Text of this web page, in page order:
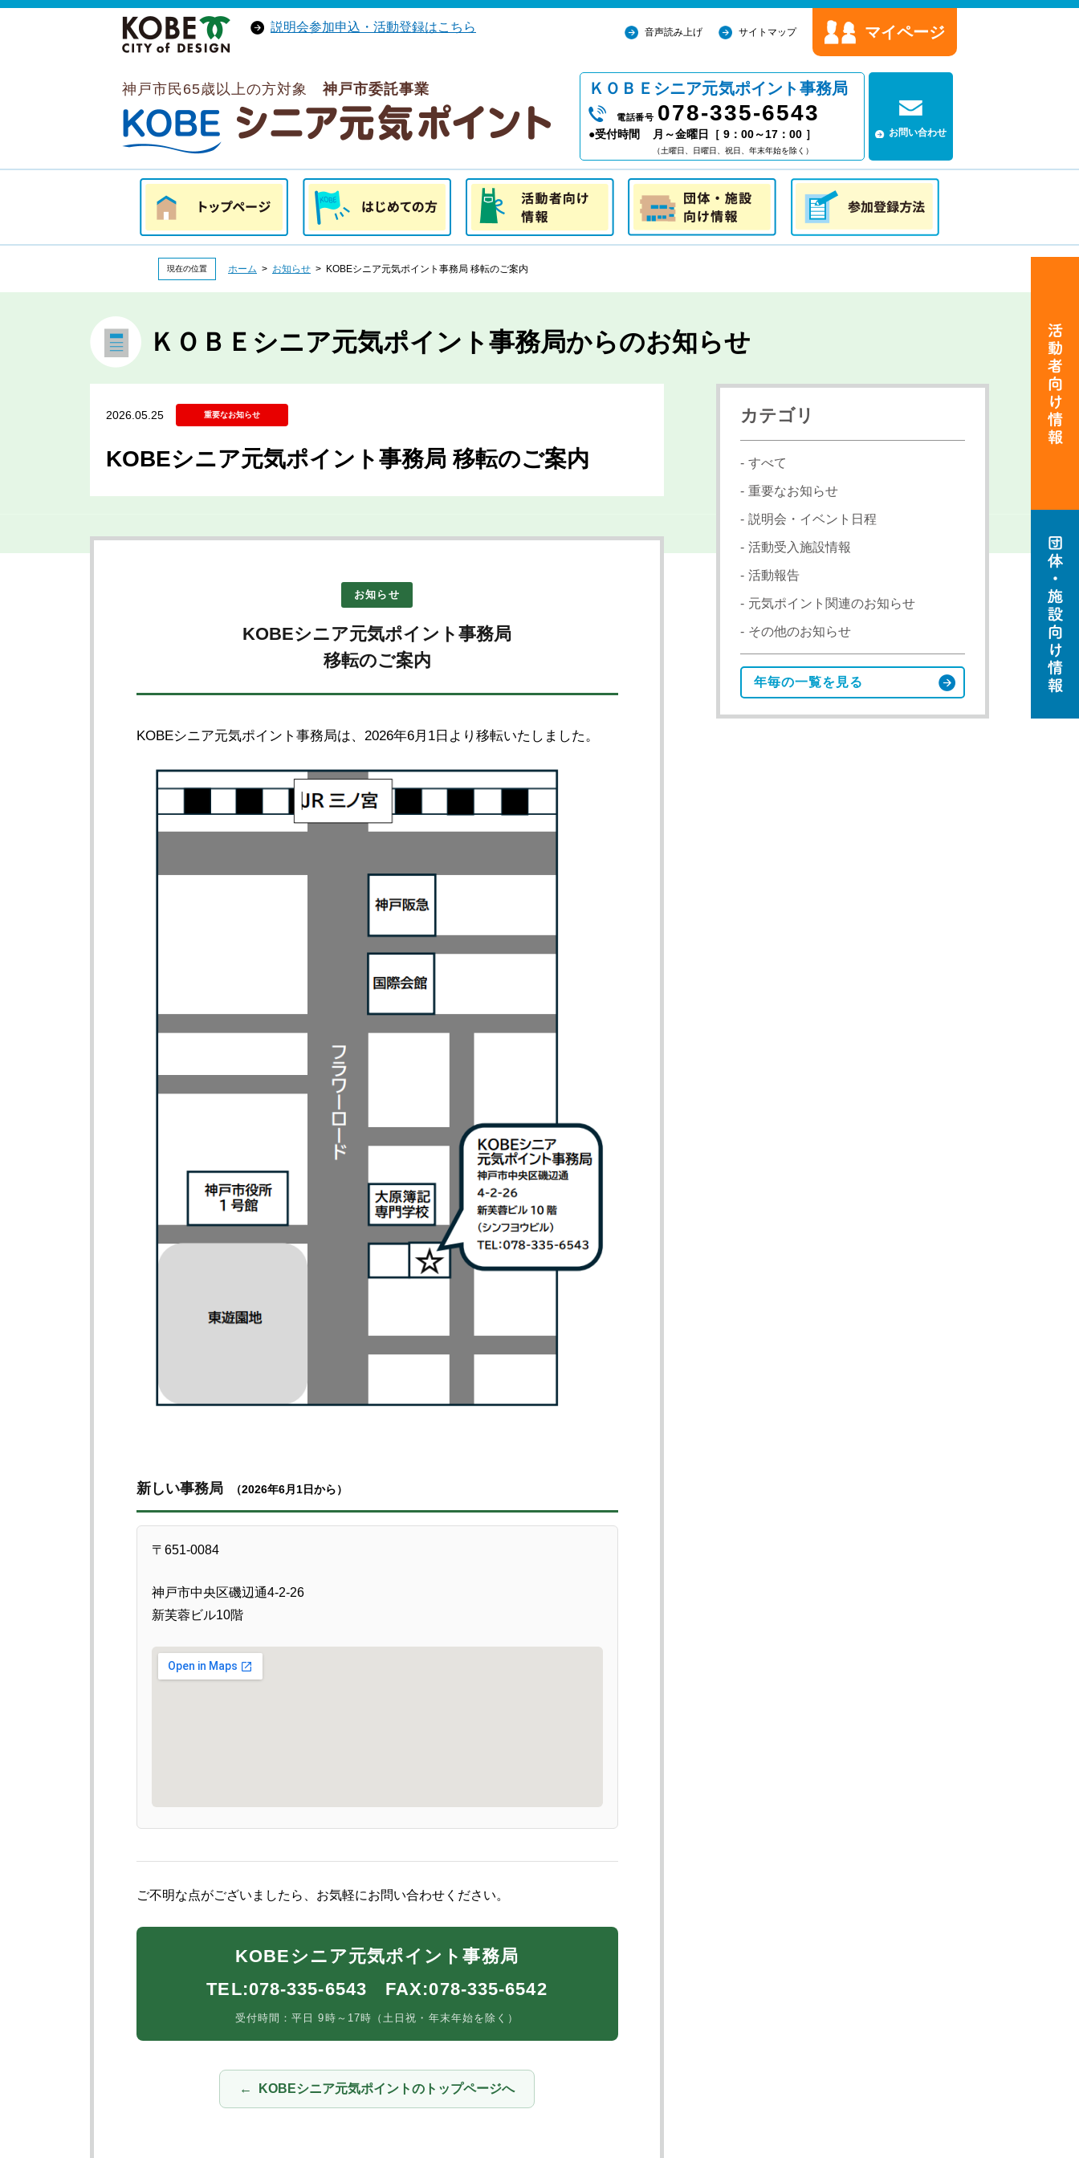
音声読み上げ サイトマップ マイページ
（外部リンク）
説明会参加申込・活動登録はこちら
神戸市民65歳以上の方対象 神戸市委託事業 ＫＯＢＥシニア元気ポイント事務局
電話番号 078-335-6543
●受付時間 月～金曜日［ 9：00～17：00 ］
（土曜日、日曜日、祝日、年末年始を除く）
お問い合わせ
トップページ はじめての方 活動者向け情報 団体・施設向け情報 参加登録方法
現在の位置 ホーム > お知らせ > KOBEシニア元気ポイント事務局 移転のご案内
ＫＯＢＥシニア元気ポイント事務局からのお知らせ
2026.05.25 重要なお知らせ
KOBEシニア元気ポイント事務局 移転のご案内
お知らせ
KOBEシニア元気ポイント事務局
移転のご案内
KOBEシニア元気ポイント事務局は、2026年6月1日より移転いたしました。
新しい事務局 （2026年6月1日から）
〒651-0084
神戸市中央区磯辺通4-2-26
新芙蓉ビル10階
ご不明な点がございましたら、お気軽にお問い合わせください。
KOBEシニア元気ポイント事務局
TEL:078-335-6543 FAX:078-335-6542
受付時間：平日 9時～17時（土日祝・年末年始を除く）
KOBEシニア元気ポイントのトップページへ
カテゴリ
すべて
重要なお知らせ
説明会・イベント日程
活動受入施設情報
活動報告
元気ポイント関連のお知らせ
その他のお知らせ
向け情